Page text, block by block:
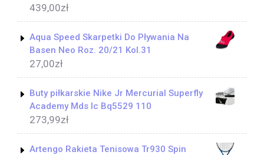
439,00zł
Aqua Speed Skarpetki Do Pływania Na
Basen Neo Roz. 20/21 Kol.31
27,00zł
Buty piłkarskie Nike Jr Mercurial Superfly
Academy Mds Ic Bq5529 110
273,99zł
Artengo Rakieta Tenisowa Tr930 Spin